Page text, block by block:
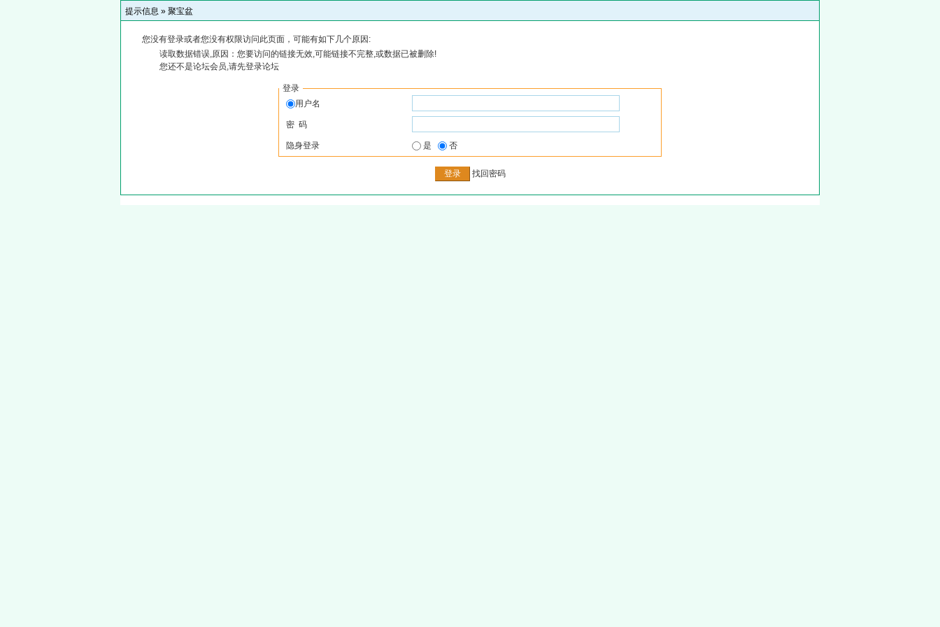
提示信息 » 聚宝盆
您没有登录或者您没有权限访问此页面，可能有如下几个原因:
读取数据错误,原因：您要访问的链接无效,可能链接不完整,或数据已被删除!
您还不是论坛会员,请先登录论坛
登录
用户名
密 码
隐身登录 是 否
找回密码